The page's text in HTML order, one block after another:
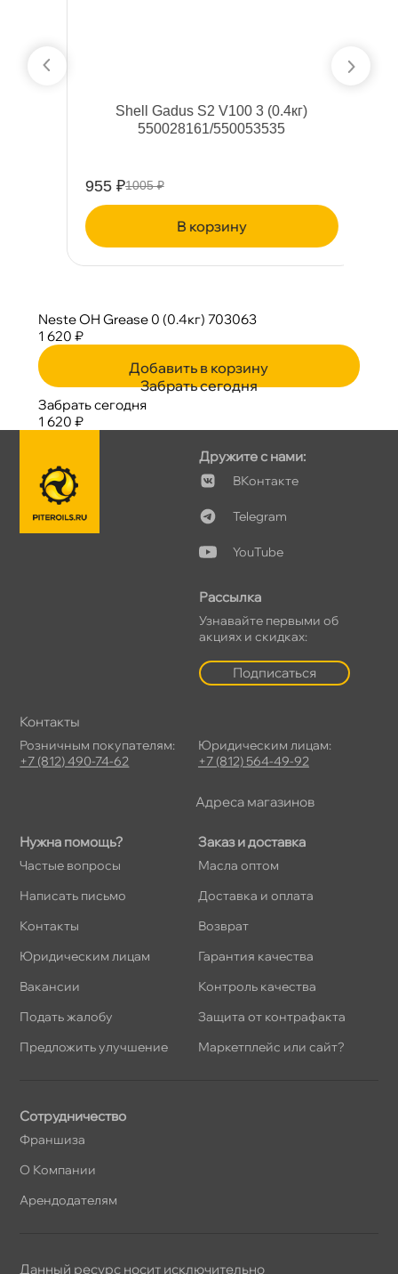
Shell Gadus S2 V100 3 (0.4кг)
550028161/550053535
955 ₽ 1005 ₽
корзину
Neste OH Grease 0 (0.4кг) 703063
1 620 ₽
Добавить в корзину
Забрать сегодня
Забрать сегодня
1 620 ₽
Нужна помощь?
Частые вопросы
Написать письмо
Контакты
Юридическим лицам
акансии
Подать жалобу
Предложить улучшение
Заказ и доставка
Масла оптом
Доставка и оплата
озврат
Гарантия качества
Контроль качества
Защита от контрафакта
Маркетплейс или сайт?
Дружите с нами:
Контакте
Telegram
YouTube
Рассылка
Узнавайте первыми о
акциях и скидках:
Подписаться
Сотрудничество
Франшиза
О Компании
Арендодателям
Контакты
Розничным покупателям:
+7 (812) 490-74-62
Юридическим лицам:
+7 (812) 564-49-92
Адреса магазино
Данный ресурс носит исключительно